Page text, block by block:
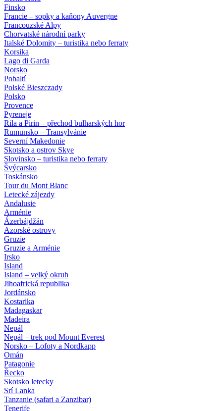
Finsko
Francie – sopky a kaňony Auvergne
Francouzské Alpy
Chorvatské národní parky
Italské Dolomity – turistika nebo ferraty
Korsika
Lago di Garda
Norsko
Pobaltí
Polské Bieszczady
Polsko
Provence
Pyreneje
Rila a Pirin – přechod bulharských hor
Rumunsko – Transylvánie
Severní Makedonie
Skotsko a ostrov Skye
Slovinsko – turistika nebo ferraty
Švýcarsko
Toskánsko
Tour du Mont Blanc
Letecké zájezdy
Andalusie
Arménie
Ázerbájdžán
Azorské ostrovy
Gruzie
Gruzie a Arménie
Irsko
Island
Island – velký okruh
Jihoafrická republika
Jordánsko
Kostarika
Madagaskar
Madeira
Nepál
Nepál – trek pod Mount Everest
Norsko – Lofoty a Nordkapp
Omán
Patagonie
Řecko
Skotsko letecky
Srí Lanka
Tanzanie (safari a Zanzibar)
Tenerife